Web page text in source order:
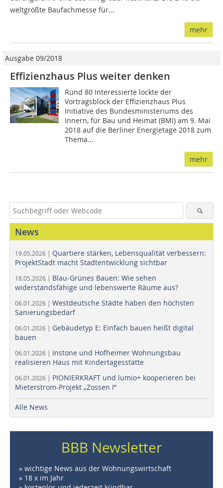
weltgrößte Baufachmesse für...
mehr
Ausgabe 09/2018
Effizienzhaus Plus weiter denken
Rund 80 Interessierte lockte der
Vortragsblock der Effizienzhaus Plus
Initiative des Bundesministeriums des
Innern, für Bau und Heimat (BMI) am 9. Mai
2018 auf die Berliner Energietage 2018 zum
Thema...
mehr
News
19.05.2026 | Quartiere stärken, Lebensqualität verbessern:
ProjektStadt macht Stadtentwicklung sichtbar
18.05.2026 | Blau-Grünes Bauen: Wie sehen
widerstandsfähige und lebenswerte Räume aus?
06.01.2026 | Westdeutsche Städte haben den höchsten
Sanierungsbedarf
06.01.2026 | Gebäudetyp E: Einfach bauen heißt digital
bauen
06.01.2026 | Instone und Hofheimer Wohnungsbau
realisieren Haus mit Kindertagesstätte
06.01.2026 | PIONIERKRAFT und lumio+ kooperieren bei
Mieterstrom-Projekt „Zossen I“
Alle News
BBB Newsletter
» wichtige News aus der Wohnungswirtschaft
» 18 x im Jahr